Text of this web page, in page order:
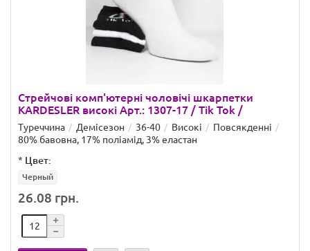
Стрейчові комп'ютерні чоловічі шкарпетки
KARDESLER високі Арт.: 1307-17 / Tik Tok /
Туреччина Демісезон 36-40 Високі
Повсякденні
80% бавовна, 17% поліамід, 3% еластан
* Цвет:
Черный
26.08 грн.